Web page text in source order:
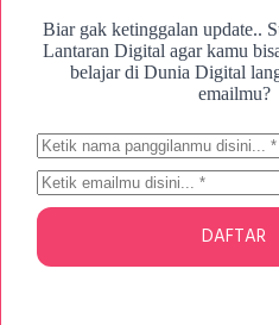
Biar gak ketinggalan update..
Lantaran Digital agar kamu
belajar di Dunia Digital
emailmu?
DAFTAR